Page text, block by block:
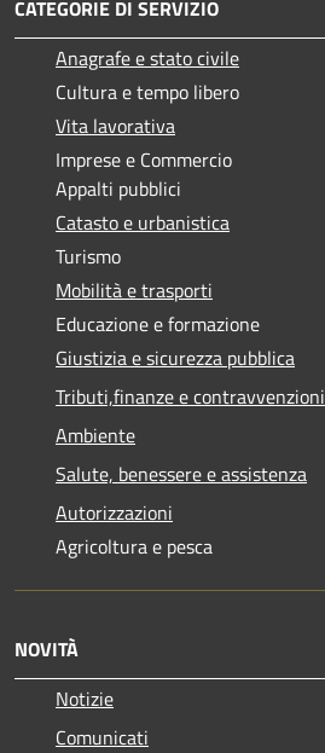
CATEGORIE DI SERVIZIO
Anagrafe e stato civile
Cultura e tempo libero
Vita lavorativa
Imprese e Commercio
Appalti pubblici
Catasto e urbanistica
Turismo
Mobilità e trasporti
Educazione e formazione
Giustizia e sicurezza pubblica
Tributi,finanze e contravvenzioni
Ambiente
Salute, benessere e assistenza
Autorizzazioni
Agricoltura e pesca
NOVITÀ
Notizie
Comunicati